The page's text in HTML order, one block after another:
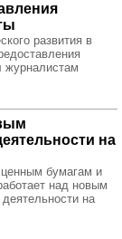
развития в
журналистам
на
бумагам и
над новым
на